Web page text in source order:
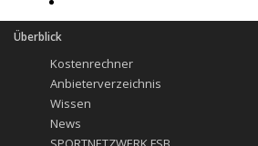
Überblick
Kostenrechner
Anbieterverzeichnis
Wissen
News